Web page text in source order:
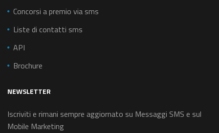
Concorsi a premio via sms
Liste di contatti sms
API
Brochure
NEWSLETTER
Iscriviti e rimani sempre aggiornato su Messaggi SMS e sul
Mobile Marketing